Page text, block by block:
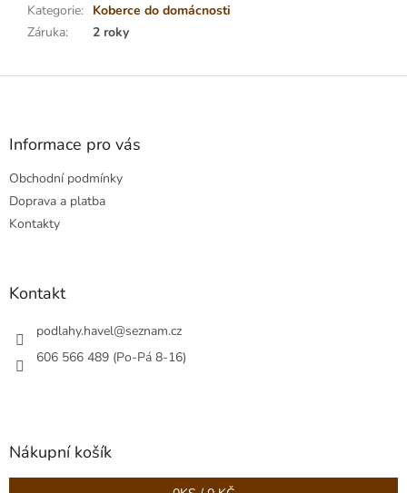
Kategorie: Koberce do domácnosti
Záruka: 2 roky
Z
Informace pro vás
Obchodní podmínky
Doprava a platba
Kontakty
Kontakt
podlahy.havel@seznam.cz
606 566 489 (Po-Pá 8-16)
Nákupní košík